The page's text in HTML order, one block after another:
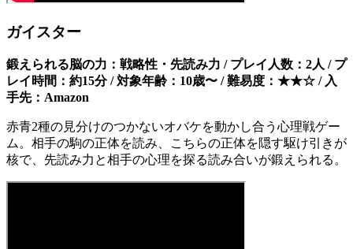
ガイスター
鍛えられる脳の力：戦略性・先読み力 / プレイ人数：2人 / プ
レイ時間：約15分 / 対象年齢：10歳〜 / 難易度：★★☆ / 入
手先：Amazon
赤青2種の見分けのつかないオバケを動かし合う心理戦ゲー
ム。相手の駒の正体を読み、こちらの正体を隠す駆け引きが
核で、先読み力と相手の心理を探る読み合いが鍛えられる。